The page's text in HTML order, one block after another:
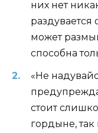
них нет
раздувается
может
способна
«Не
стоит
гордыне, так